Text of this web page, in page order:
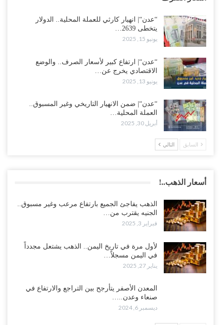
“عدن“| انهيار كارثي للعملة المحلية.. الدولار
يتخطى 2639…
يونيو 15, 2025
“عدن“| ارتفاع كبير لأسعار الصرف.. والوضع
الاقتصادي يخرج عن…
يونيو 13, 2025
“عدن“| ضمن الانهيار التاريخي وغير المسبوق..
العملة المحلية…
أبريل 30, 2025
السابق التالي
أسعار الذهب..!
الذهب يفاجئ الجميع بارتفاع مرعب وغير مسبوق..
الجنيه يقترب من…
فبراير 3, 2025
لأول مرة في تاريخ اليمن.. الذهب يشتعل مجدداً
في اليمن مسجلاً…
يناير 27, 2025
المعدن الأصفر يتأرجح بين التراجع والارتفاع في
صنعاء وعدن..…
ديسمبر 6, 2024